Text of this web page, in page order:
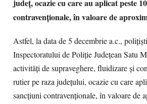
județ, ocazie cu care au aplicat peste
contravenționale,în valoare de
Astfel, la data de 5 decembrie a.c.,
Inspectoratului de Poliție Județean Satu
activități de supraveghere, fluidizare și
rutier pe raza județului, ocazie cu care
sancțiuni contravenționale, în valoare de